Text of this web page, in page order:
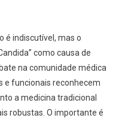
é indiscutível, mas o
como causa de
na comunidade médica
e funcionais reconhecem
a medicina tradicional
robustas. O importante é